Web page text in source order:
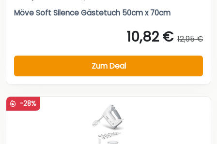
Möve Soft Silence Gästetuch 50cm x 70cm
10,82 € 12,95 €
Zum Deal
-28%